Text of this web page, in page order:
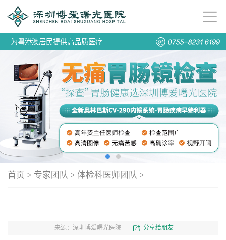
· 为粤港澳居民提供高品质医疗
首页 > 专家团队 > 体检科医师团队 >
来源：深圳博爱曙光医院 分享给朋友